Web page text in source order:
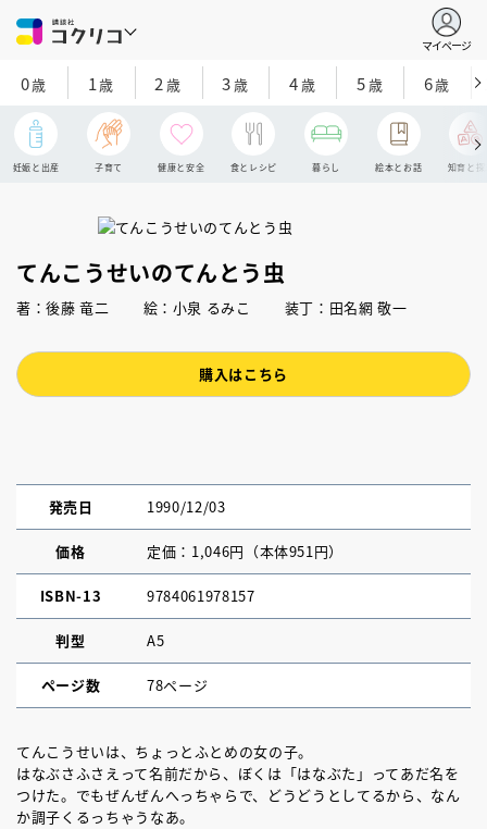
マイページ
0歳 1歳 2 歳 3歳 4歳 5歳 6歳
妊娠と出産 子育て 健康と安全 食とレシピ 暮らし 絵本とお話 知育と探
てんこうせいのてんとう虫
著：後藤 竜二 絵：小泉 るみこ 装丁：田名網 敬一
購入はこちら
発売日 1990/12/03
価格 定価：1,046円（本体951円）
ISBN-13 9784061978157
判型 A5
ページ数 78ページ
てんこうせいは、ちょっとふとめの女の子。
はなぶさふさえって名前だから、ぼくは「はなぶた」ってあだ名を
つけた。でもぜんぜんへっちゃらで、どうどうとしてるから、なん
か調子くるっちゃうなあ。